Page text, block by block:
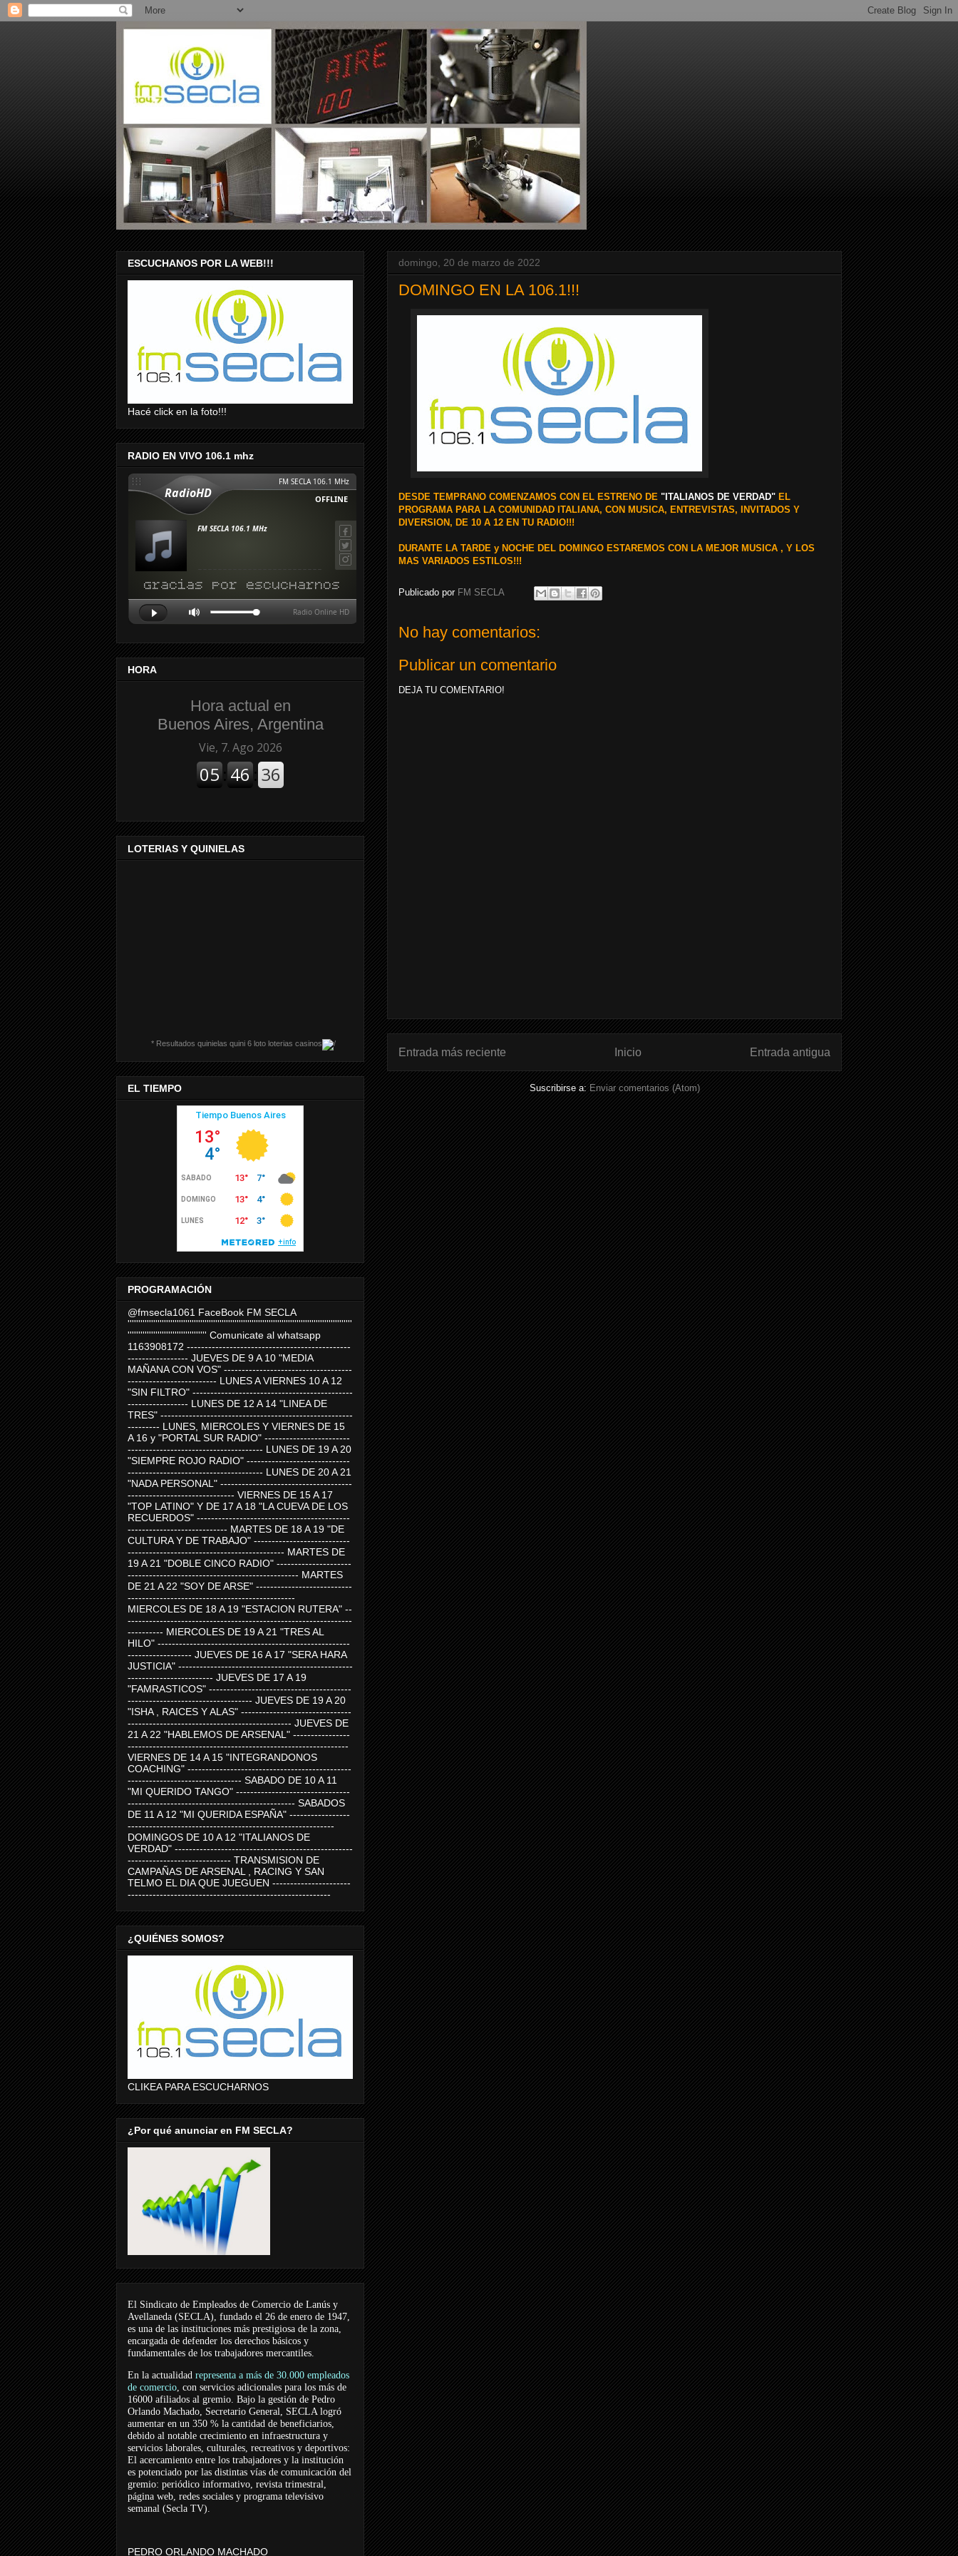
domingo, 20 de marzo de 2022
DOMINGO EN LA 106.1!!!
DESDE TEMPRANO COMENZAMOS CON EL ESTRENO DE "ITALIANOS DE VERDAD" EL
PROGRAMA PARA LA COMUNIDAD ITALIANA, CON MUSICA, ENTREVISTAS, INVITADOS Y
DIVERSION, DE 10 A 12 EN TU RADIO!!!
DURANTE LA TARDE y NOCHE DEL DOMINGO ESTAREMOS CON LA MEJOR MUSICA , Y LOS
MAS VARIADOS ESTILOS!!!
Publicado por FM SECLA
No hay comentarios:
Publicar un comentario
DEJA TU COMENTARIO!
Entrada más reciente Entrada antigua
Inicio
Suscribirse a: Enviar comentarios (Atom)
ESCUCHANOS POR LA WEB!!!
Hacé click en la foto!!!
RADIO EN VIVO 106.1 mhz
HORA
Hora actual en
Buenos Aires, Argentina
LOTERIAS Y QUINIELAS
* Resultados quinielas quini 6 loto loterias casinos
EL TIEMPO
PROGRAMACIÓN
@fmsecla1061 FaceBook FM SECLA
'''''''''''''''''''''''''''''''''''''''''''''''''''''''''''''''''''''''''''''''''''''''''''''''''''''''''
''''''''''''''''''''''''''''''''''''' Comunicate al whatsapp
1163908172 ----------------------------------------------
----------------- JUEVES DE 9 A 10 "MEDIA
MAÑANA CON VOS" ------------------------------------
------------------------- LUNES A VIERNES 10 A 12
"SIN FILTRO" ---------------------------------------------
----------------- LUNES DE 12 A 14 "LINEA DE
TRES" ------------------------------------------------------
--------- LUNES, MIERCOLES Y VIERNES DE 15
A 16 y "PORTAL SUR RADIO" ------------------------
-------------------------------------- LUNES DE 19 A 20
"SIEMPRE ROJO RADIO" -----------------------------
-------------------------------------- LUNES DE 20 A 21
"NADA PERSONAL" -------------------------------------
------------------------------ VIERNES DE 15 A 17
"TOP LATINO" Y DE 17 A 18 "LA CUEVA DE LOS
RECUERDOS" -------------------------------------------
---------------------------- MARTES DE 18 A 19 "DE
CULTURA Y DE TRABAJO" ---------------------------
-------------------------------------------- MARTES DE
19 A 21 "DOBLE CINCO RADIO" ---------------------
------------------------------------------------ MARTES
DE 21 A 22 "SOY DE ARSE" ---------------------------
-----------------------------------------------
MIERCOLES DE 18 A 19 "ESTACION RUTERA" --
---------------------------------------------------------------
---------- MIERCOLES DE 19 A 21 "TRES AL
HILO" ------------------------------------------------------
------------------ JUEVES DE 16 A 17 "SERA HARA
JUSTICIA" -------------------------------------------------
------------------------ JUEVES DE 17 A 19
"FAMRASTICOS" ----------------------------------------
----------------------------------- JUEVES DE 19 A 20
"ISHA , RAICES Y ALAS" -------------------------------
---------------------------------------------- JUEVES DE
21 A 22 "HABLEMOS DE ARSENAL" ----------------
--------------------------------------------------------------
VIERNES DE 14 A 15 "INTEGRANDONOS
COACHING" ----------------------------------------------
-------------------------------- SABADO DE 10 A 11
"MI QUERIDO TANGO" --------------------------------
----------------------------------------------- SABADOS
DE 11 A 12 "MI QUERIDA ESPAÑA" -----------------
----------------------------------------------------------
DOMINGOS DE 10 A 12 "ITALIANOS DE
VERDAD" --------------------------------------------------
----------------------------- TRANSMISION DE
CAMPAÑAS DE ARSENAL , RACING Y SAN
TELMO EL DIA QUE JUEGUEN ----------------------
---------------------------------------------------------
¿QUIÉNES SOMOS?
CLIKEA PARA ESCUCHARNOS
¿Por qué anunciar en FM SECLA?
El Sindicato de Empleados de Comercio de Lanús y
Avellaneda (SECLA), fundado el 26 de enero de 1947,
es una de las instituciones más prestigiosa de la zona,
encargada de defender los derechos básicos y
fundamentales de los trabajadores mercantiles.
En la actualidad representa a más de 30.000 empleados
de comercio, con servicios adicionales para los más de
16000 afiliados al gremio. Bajo la gestión de Pedro
Orlando Machado, Secretario General, SECLA logró
aumentar en un 350 % la cantidad de beneficiarios,
debido al notable crecimiento en infraestructura y
servicios laborales, culturales, recreativos y deportivos:
El acercamiento entre los trabajadores y la institución
es potenciado por las distintas vías de comunicación del
gremio: periódico informativo, revista trimestral,
página web, redes sociales y programa televisivo
semanal (Secla TV).
PEDRO ORLANDO MACHADO